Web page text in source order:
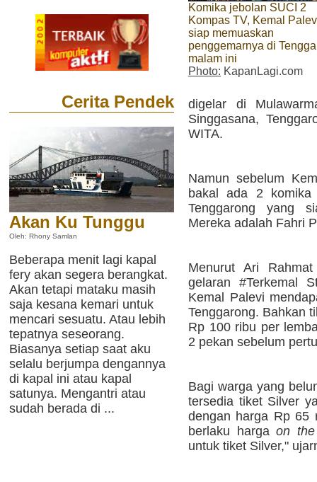
Cerita Pendek
Akan Ku Tunggu
Oleh: Rhony Samlan
Beberapa menit lagi kapal
fery akan segera berangkat.
Akan tetapi mataku masih
saja kesana kemari untuk
mencari sesuatu. Atau lebih
tepatnya seseorang.
Biasanya setiap saat aku
selalu berjumpa dengannya
di kapal ini atau kapal
satunya. Mengantri atau
sudah berada di ...
Komika jebolan SUCI 2
Kompas TV, Kemal
siap memuaskan
penggemarnya di
malam ini
Photo: KapanLagi.com
digelar di
Singgasana,
WITA.
Namun sebelum
bakal ada 2
Tenggarong yang
Mereka adalah Fahri
Menurut Ari
gelaran #Terkemal
Kemal Palevi
Tenggarong. Bahkan
Rp 100 ribu per
2 pekan sebelum
Bagi warga yang
tersedia tiket Silver
dengan harga Rp 65
berlaku hargaon
untuk tiket Silver,"